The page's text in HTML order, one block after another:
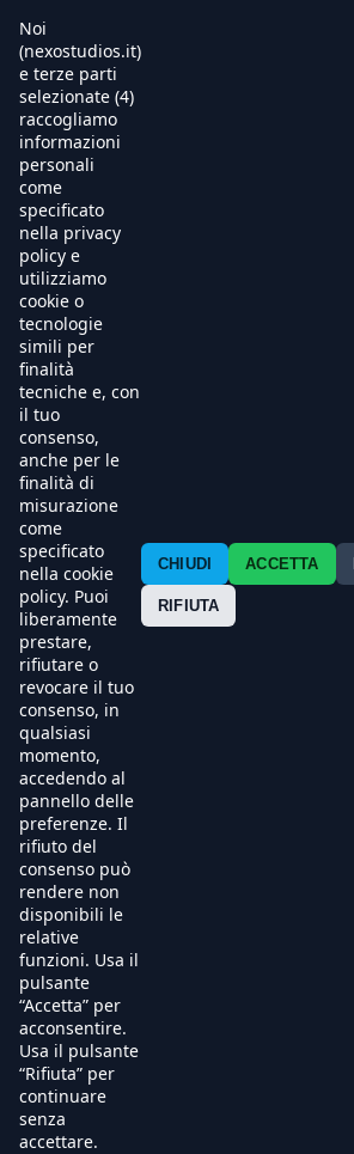
Contatti
Noi
(nexostudios.it)
e terze parti
selezionate (4)
raccogliamo
informazioni
personali
come
specificato
nella privacy
policy e
utilizziamo
cookie o
tecnologie
simili per
finalità
tecniche e, con
il tuo
consenso,
anche per le
finalità di
misurazione
come
specificato
nella cookie
policy. Puoi
liberamente
prestare,
rifiutare o
revocare il tuo
consenso, in
qualsiasi
momento,
accedendo al
pannello delle
preferenze. Il
rifiuto del
consenso può
rendere non
disponibili le
relative
funzioni. Usa il
pulsante
“Accetta” per
acconsentire.
Usa il pulsante
“Rifiuta” per
continuare
senza
accettare.
CHIUDI ACCETTA
RIFIUTA